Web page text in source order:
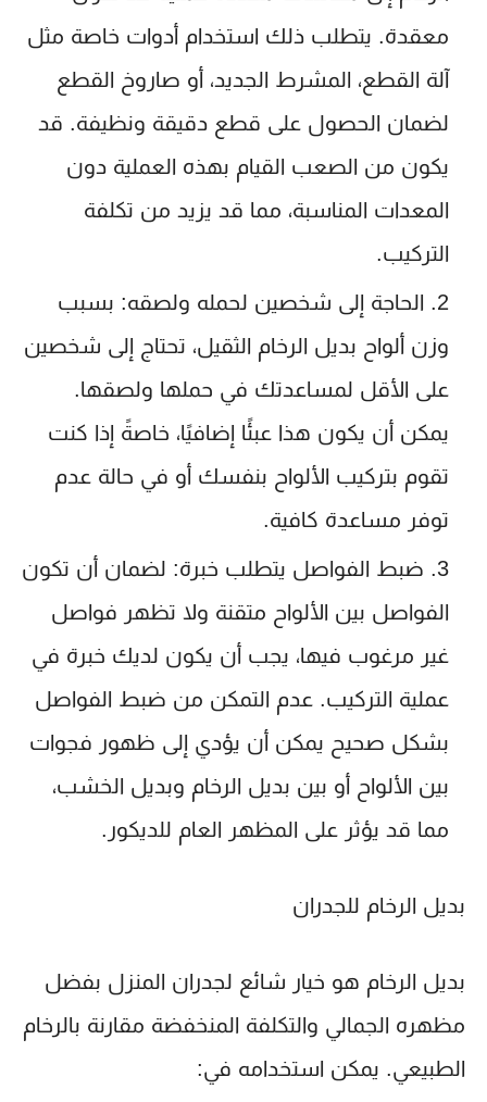
معقدة. يتطلب ذلك استخدام أدوات خاصة مثل
آلة القطع، المشرط الجديد، أو صاروخ القطع
لضمان الحصول على قطع دقيقة ونظيفة. قد
يكون من الصعب القيام بهذه العملية دون
المعدات المناسبة، مما قد يزيد من تكلفة
التركيب.
الحاجة إلى شخصين لحمله ولصقه: بسبب
وزن ألواح بديل الرخام الثقيل، تحتاج إلى شخصين
على الأقل لمساعدتك في حملها ولصقها.
يمكن أن يكون هذا عبئًا إضافيًا، خاصةً إذا كنت
تقوم بتركيب الألواح بنفسك أو في حالة عدم
توفر مساعدة كافية.
ضبط الفواصل يتطلب خبرة: لضمان أن تكون
الفواصل بين الألواح متقنة ولا تظهر فواصل
غير مرغوب فيها، يجب أن يكون لديك خبرة في
عملية التركيب. عدم التمكن من ضبط الفواصل
بشكل صحيح يمكن أن يؤدي إلى ظهور فجوات
بين الألواح أو بين بديل الرخام وبديل الخشب،
مما قد يؤثر على المظهر العام للديكور.
بديل الرخام للجدران
بديل الرخام هو خيار شائع لجدران المنزل بفضل
مظهره الجمالي والتكلفة المنخفضة مقارنة بالرخام
الطبيعي. يمكن استخدامه في: